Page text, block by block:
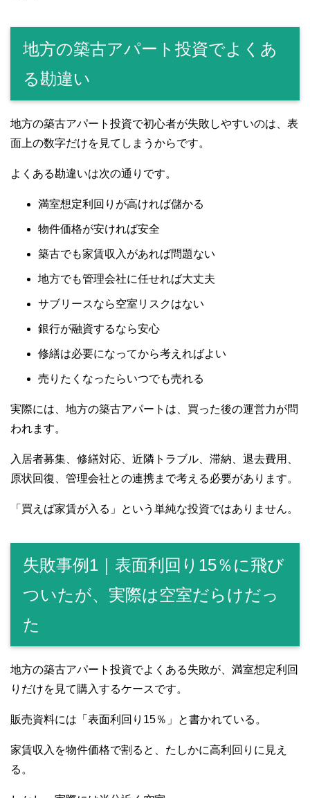
地方の築古アパート投資でよくあ
る勘違い
地方の築古アパート投資で初心者が失敗しやすいのは、表
面上の数字だけを見てしまうからです。
よくある勘違いは次の通りです。
満室想定利回りが高ければ儲かる
物件価格が安ければ安全
築古でも家賃収入があれば問題ない
地方でも管理会社に任せれば大丈夫
サブリースなら空室リスクはない
銀行が融資するなら安心
修繕は必要になってから考えればよい
売りたくなったらいつでも売れる
実際には、地方の築古アパートは、買った後の運営力が問
われます。
入居者募集、修繕対応、近隣トラブル、滞納、退去費用、
原状回復、管理会社との連携まで考える必要があります。
「買えば家賃が入る」という単純な投資ではありません。
失敗事例1｜表面利回り15％に飛び
ついたが、実際は空室だらけだっ
た
地方の築古アパート投資でよくある失敗が、満室想定利回
りだけを見て購入するケースです。
販売資料には「表面利回り15％」と書かれている。
家賃収入を物件価格で割ると、たしかに高利回りに見え
る。